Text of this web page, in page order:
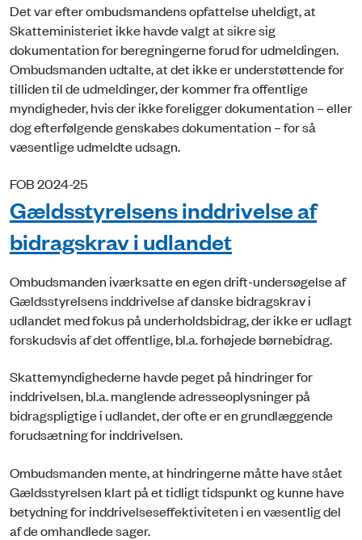
Det var efter ombudsmandens opfattelse uheldigt, at
Skatteministeriet ikke havde valgt at sikre sig
dokumentation for beregningerne forud for udmeldingen.
Ombudsmanden udtalte, at det ikke er understøttende for
tilliden til de udmeldinger, der kommer fra offentlige
myndigheder, hvis der ikke foreligger dokumentation – eller
dog efterfølgende genskabes dokumentation – for så
væsentlige udmeldte udsagn.
FOB 2024-25
Gældsstyrelsens inddrivelse af
bidragskrav i udlandet
Ombudsmanden iværksatte en egen drift-undersøgelse af
Gældsstyrelsens inddrivelse af danske bidragskrav i
udlandet med fokus på underholdsbidrag, der ikke er udlagt
forskudsvis af det offentlige, bl.a. forhøjede børnebidrag.
Skattemyndighederne havde peget på hindringer for
inddrivelsen, bl.a. manglende adresseoplysninger på
bidragspligtige i udlandet, der ofte er en grundlæggende
forudsætning for inddrivelsen.
Ombudsmanden mente, at hindringerne måtte have stået
Gældsstyrelsen klart på et tidligt tidspunkt og kunne have
betydning for inddrivelseseffektiviteten i en væsentlig del
af de omhandlede sager.